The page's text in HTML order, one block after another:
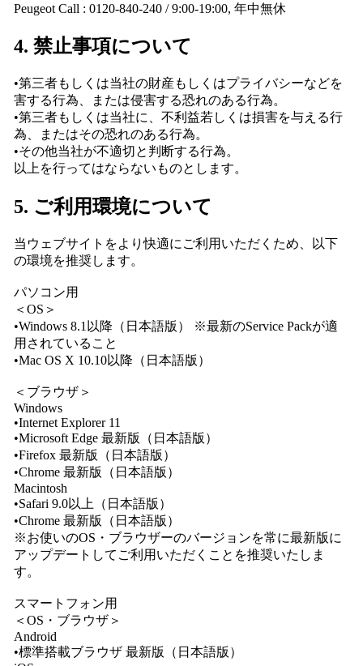
Peugeot Call : 0120-840-240 / 9:00-19:00, 年中無休
4. 禁止事項について
•第三者もしくは当社の財産もしくはプライバシーなどを
害する行為、または侵害する恐れのある行為。
•第三者もしくは当社に、不利益若しくは損害を与える行
為、またはその恐れのある行為。
•その他当社が不適切と判断する行為。
以上を行ってはならないものとします。
5. ご利用環境について
当ウェブサイトをより快適にご利用いただくため、以下
の環境を推奨します。
パソコン用
＜OS＞
•Windows 8.1以降（日本語版） ※最新のService Packが適
用されていること
•Mac OS X 10.10以降（日本語版）
＜ブラウザ＞
Windows
•Internet Explorer 11
•Microsoft Edge 最新版（日本語版）
•Firefox 最新版（日本語版）
•Chrome 最新版（日本語版）
Macintosh
•Safari 9.0以上（日本語版）
•Chrome 最新版（日本語版）
※お使いのOS・ブラウザーのバージョンを常に最新版に
アップデートしてご利用いただくことを推奨いたしま
す。
スマートフォン用
＜OS・ブラウザ＞
Android
•標準搭載ブラウザ 最新版（日本語版）